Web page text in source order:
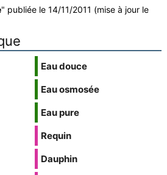
" publiée le 14/11/2011 (mise à jour le
Eau douce
Eau osmosée
Eau pure
Requin
Dauphin